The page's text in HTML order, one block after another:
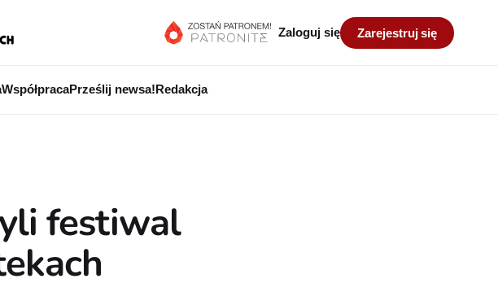
WspółpracaPrześlij newsa!Redakcja
Zaloguj się Zarejestruj się
festiwal